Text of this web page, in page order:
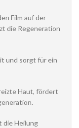
Film auf der
die Regeneration
und sorgt für ein
Haut, fördert
die Heilung